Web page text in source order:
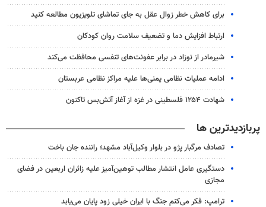
برای کاهش خطر زوال عقل به جای تماشای تلویزیون مطالعه کنید
ارتباط افزایش دما و تضعیف سلامت روان کودکان
شیرمادر از نوزاد در برابر عفونت‌های تنفسی محافظت می‌کند
ادامه عملیات نظامی یمنی‌ها علیه مراکز نظامی عربستان
شهادت ۱۲۵۴ فلسطینی در غزه از آغاز آتش‌بس تاکنون
پربازدیدترین ها
تصادف مرگبار پژو در بلوار وکیل‌آباد مشهد؛ راننده جان باخت
دستگیری عامل انتشار مطالب توهین‌آمیز علیه زائران اربعین در فضای
مجازی
ترامپ: فکر می‌کنم جنگ با ایران خیلی زود پایان می‌یابد